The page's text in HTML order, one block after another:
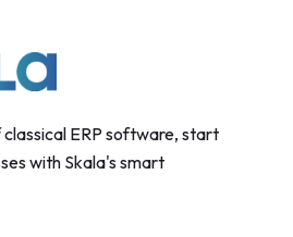
ERP software, start
with Skala's smart